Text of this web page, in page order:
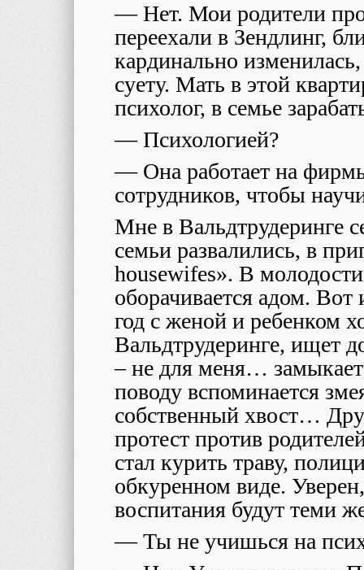
— Нет. Мои родители
переехали в Зендлинг,
кардинально
суету. Мать в этой
психолог, в семье
— Психологией?
— Она работает на
сотрудников, чтобы
Мне в Вальдтрудеринге
семьи развалились, в
housewifes». В
оборачивается адом. Вот
год с женой и ребенком
Вальдтрудеринге, ищет
– не для меня…
поводу вспоминается
собственный хвост…
протест против
стал курить траву,
обкуренном виде.
воспитания будут теми
— Ты не учишься на